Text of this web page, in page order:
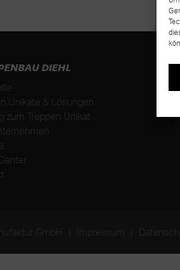
DIEHL
Unikate & Lösungen
zum Treppen Unikat
GmbH Impressum